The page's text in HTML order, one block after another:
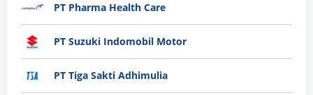
PT Pharma Health Care
PT Suzuki Indomobil Motor
PT Tiga Sakti Adhimulia